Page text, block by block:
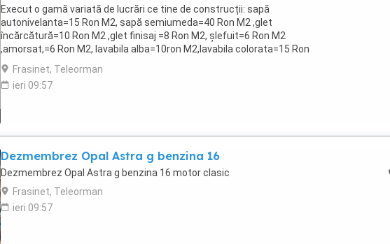
Execut o gamă variată de lucrări ce tine de construcții: sapă
autonivelanta=15 Ron M2, sapă semiumeda=40 Ron M2 ,glet
încărcătură=10 Ron M2 ,glet finisaj =8 Ron M2, șlefuit=6 Ron M2
,amorsat,=6 Ron M2, lavabila alba=10ron M2,lavabila colorata=15 Ron
M2, vopsea pensulata=30 Ron M2, parchet laminat cu ...
Frasinet, Teleorman
ieri 09:57
Dezmembrez Opal Astra g benzina 16
Dezmembrez Opal Astra g benzina 16 motor clasic
Frasinet, Teleorman
ieri 09:57